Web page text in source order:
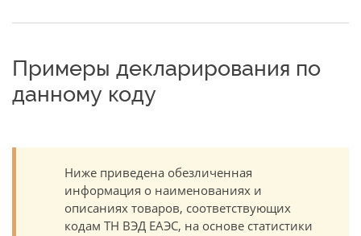
Примеры декларирования по
данному коду
Ниже приведена обезличенная
информация о наименованиях и
описаниях товаров, соответствующих
кодам ТН ВЭД ЕАЭС, на основе статистики